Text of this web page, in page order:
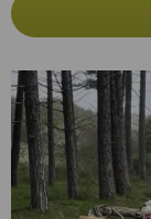
Lees
meer
over
Samenwerking
tussen